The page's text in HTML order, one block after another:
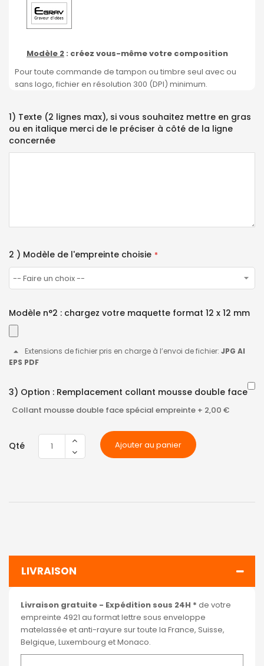
Modèle 2 : créez vous-même votre composition
Pour toute commande de tampon ou timbre seul avec ou
sans logo, fichier en résolution 300 (DPI) minimum.
1) Texte (2 lignes max), si vous souhaitez mettre en gras
ou en italique merci de le préciser à côté de la ligne
concernée
2 ) Modèle de l'empreinte choisie
Modèle n°2 : chargez votre maquette format 12 x 12 mm
Extensions de fichier pris en charge à l’envoi de fichier: JPG AI
EPS PDF
3) Option : Remplacement collant mousse double face
Collant mousse double face spécial empreinte + 2,00 €
Qté Ajouter au panier
LIVRAISON
Livraison gratuite - Expédition sous 24H * de votre
empreinte 4921 au format lettre sous enveloppe
matelassée et anti-rayure sur toute la France, Suisse,
Belgique, Luxembourg et Monaco.